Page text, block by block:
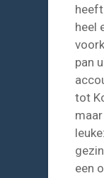
heel
pan
tot
een